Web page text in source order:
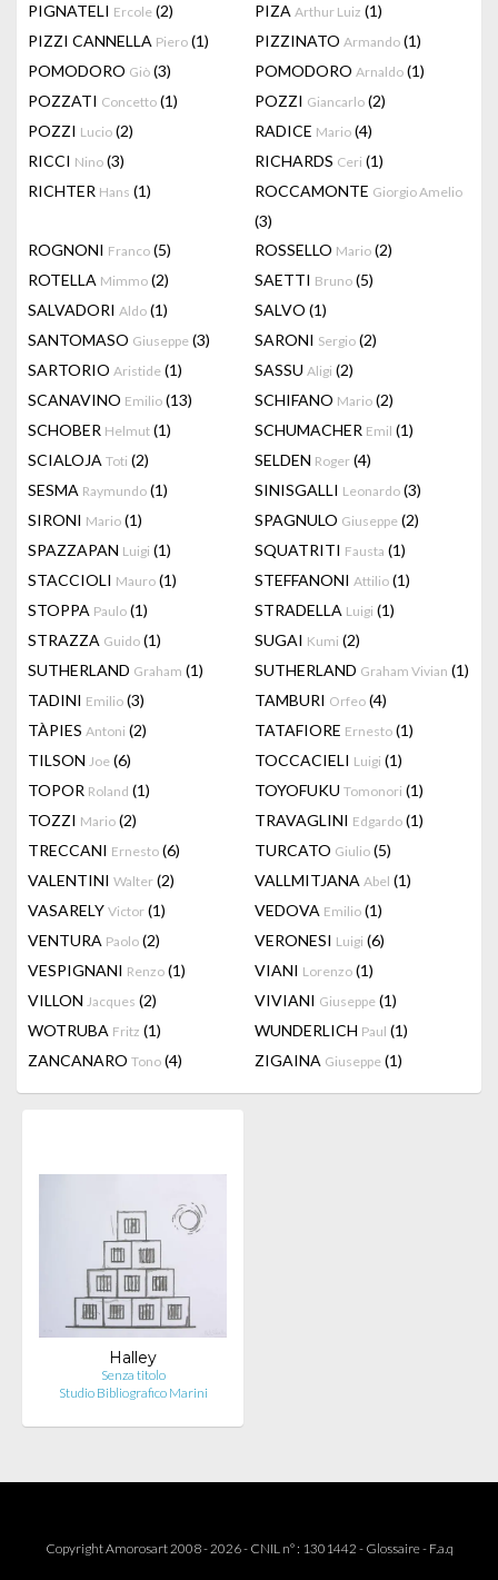
PIGNATELI Ercole (2) PIZA Arthur Luiz (1)
PIZZI CANNELLA Piero (1) PIZZINATO Armando (1)
POMODORO Giò (3) POMODORO Arnaldo (1)
POZZATI Concetto (1) POZZI Giancarlo (2)
POZZI Lucio (2) RADICE Mario (4)
RICCI Nino (3) RICHARDS Ceri (1)
RICHTER Hans (1) ROCCAMONTE Giorgio Amelio
(3)
ROGNONI Franco (5) ROSSELLO Mario (2)
ROTELLA Mimmo (2) SAETTI Bruno (5)
SALVADORI Aldo (1) SALVO (1)
SANTOMASO Giuseppe (3) SARONI Sergio (2)
SARTORIO Aristide (1) SASSU Aligi (2)
SCANAVINO Emilio (13) SCHIFANO Mario (2)
SCHOBER Helmut (1) SCHUMACHER Emil (1)
SCIALOJA Toti (2) SELDEN Roger (4)
SESMA Raymundo (1) SINISGALLI Leonardo (3)
SIRONI Mario (1) SPAGNULO Giuseppe (2)
SPAZZAPAN Luigi (1) SQUATRITI Fausta (1)
STACCIOLI Mauro (1) STEFFANONI Attilio (1)
STOPPA Paulo (1) STRADELLA Luigi (1)
STRAZZA Guido (1) SUGAI Kumi (2)
SUTHERLAND Graham (1) SUTHERLAND Graham Vivian (1)
TADINI Emilio (3) TAMBURI Orfeo (4)
TÀPIES Antoni (2) TATAFIORE Ernesto (1)
TILSON Joe (6) TOCCACIELI Luigi (1)
TOPOR Roland (1) TOYOFUKU Tomonori (1)
TOZZI Mario (2) TRAVAGLINI Edgardo (1)
TRECCANI Ernesto (6) TURCATO Giulio (5)
VALENTINI Walter (2) VALLMITJANA Abel (1)
VASARELY Victor (1) VEDOVA Emilio (1)
VENTURA Paolo (2) VERONESI Luigi (6)
VESPIGNANI Renzo (1) VIANI Lorenzo (1)
VILLON Jacques (2) VIVIANI Giuseppe (1)
WOTRUBA Fritz (1) WUNDERLICH Paul (1)
ZANCANARO Tono (4) ZIGAINA Giuseppe (1)
Halley
Senza titolo
Studio Bibliografico Marini
Copyright Amorosart 2008 - 2026 - CNIL n° : 1301442 - Glossaire- F.a.q